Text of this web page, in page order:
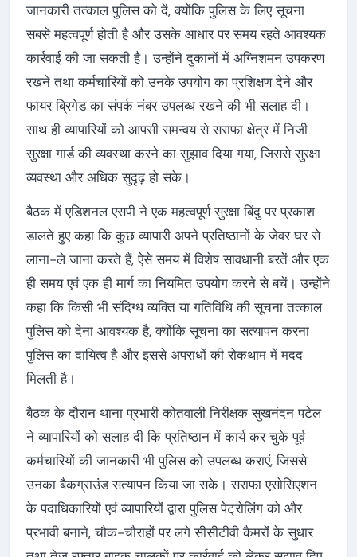
जानकारी तत्काल पुलिस को दें, क्योंकि पुलिस के लिए सूचना
सबसे महत्वपूर्ण होती है और उसके आधार पर समय रहते आवश्यक
कार्रवाई की जा सकती है। उन्होंने दुकानों में अग्निशमन उपकरण
रखने तथा कर्मचारियों को उनके उपयोग का प्रशिक्षण देने और
फायर ब्रिगेड का संपर्क नंबर उपलब्ध रखने की भी सलाह दी।
साथ ही व्यापारियों को आपसी समन्वय से सराफा क्षेत्र में निजी
सुरक्षा गार्ड की व्यवस्था करने का सुझाव दिया गया, जिससे सुरक्षा
व्यवस्था और अधिक सुदृढ़ हो सके।
बैठक में एडिशनल एसपी ने एक महत्वपूर्ण सुरक्षा बिंदु पर प्रकाश
डालते हुए कहा कि कुछ व्यापारी अपने प्रतिष्ठानों के जेवर घर से
लाना-ले जाना करते हैं, ऐसे समय में विशेष सावधानी बरतें और एक
ही समय एवं एक ही मार्ग का नियमित उपयोग करने से बचें। उन्होंने
कहा कि किसी भी संदिग्ध व्यक्ति या गतिविधि की सूचना तत्काल
पुलिस को देना आवश्यक है, क्योंकि सूचना का सत्यापन करना
पुलिस का दायित्व है और इससे अपराधों की रोकथाम में मदद
मिलती है।
बैठक के दौरान थाना प्रभारी कोतवाली निरीक्षक सुखनंदन पटेल
ने व्यापारियों को सलाह दी कि प्रतिष्ठान में कार्य कर चुके पूर्व
कर्मचारियों की जानकारी भी पुलिस को उपलब्ध कराएं, जिससे
उनका बैकग्राउंड सत्यापन किया जा सके। सराफा एसोसिएशन
के पदाधिकारियों एवं व्यापारियों द्वारा पुलिस पेट्रोलिंग को और
प्रभावी बनाने, चौक-चौराहों पर लगे सीसीटीवी कैमरों के सुधार